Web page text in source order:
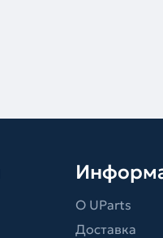
О UParts
Доставка